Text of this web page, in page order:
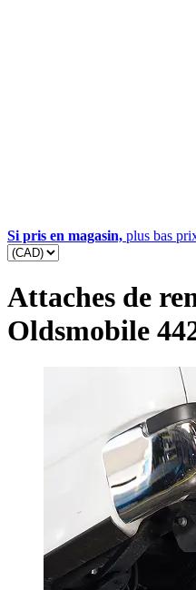
Si pris en magasin, plus bas
Attaches de
Oldsmobile